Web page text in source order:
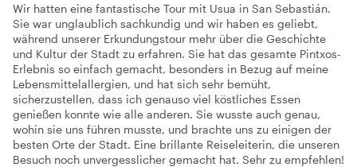
Wir hatten eine fantastische Tour mit Usua in San Sebastián.
Sie war unglaublich sachkundig und wir haben es geliebt,
während unserer Erkundungstour mehr über die Geschichte
und Kultur der Stadt zu erfahren. Sie hat das gesamte Pintxos-
Erlebnis so einfach gemacht, besonders in Bezug auf meine
Lebensmittelallergien, und hat sich sehr bemüht,
sicherzustellen, dass ich genauso viel köstliches Essen
genießen konnte wie alle anderen. Sie wusste auch genau,
wohin sie uns führen musste, und brachte uns zu einigen der
besten Orte der Stadt. Eine brillante Reiseleiterin, die unseren
Besuch noch unvergesslicher gemacht hat. Sehr zu empfehlen!